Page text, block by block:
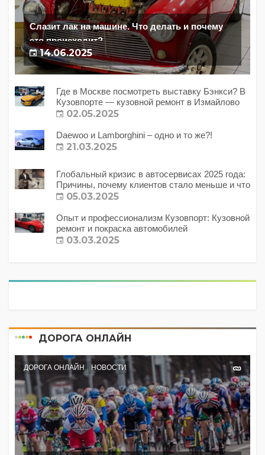
Слазит лак на машине. Что делать и почему
это происходит?
14.06.2025
Где в Москве посмотреть выставку Бэнкси? В
Кузовпорте — кузовной ремонт в Измайлово
02.05.2025
Daewoo и Lamborghini – одно и то же?!
21.03.2025
Глобальный кризис в автосервисах 2025 года:
Причины, почему клиентов стало меньше и что
с этим делать?
05.03.2025
Опыт и профессионализм Кузовпорт: Кузовной
ремонт и покраска автомобилей
03.03.2025
ДОРОГА ОНЛАЙН
ДОРОГА ОНЛАЙН НОВОСТИ